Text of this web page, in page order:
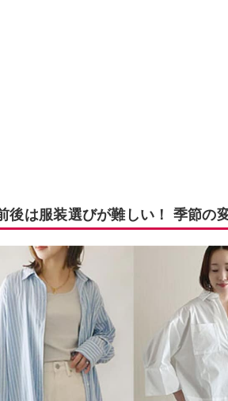
後は服装選びが難しい！ 季節の